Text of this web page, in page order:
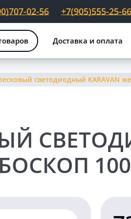
02-56 +7(905)555-25-66
Доставка и оплата
светодиодный KARAVAN